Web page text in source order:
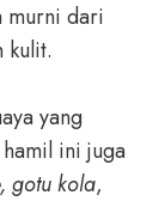
murni dari
kulit.
yang
ini juga
gotu kola,